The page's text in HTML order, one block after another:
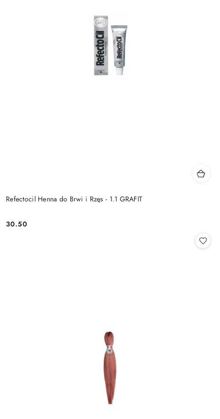
Refectocil Henna do Brwi i Rzęs - 1.1 GRAFIT
Cena:
30.50